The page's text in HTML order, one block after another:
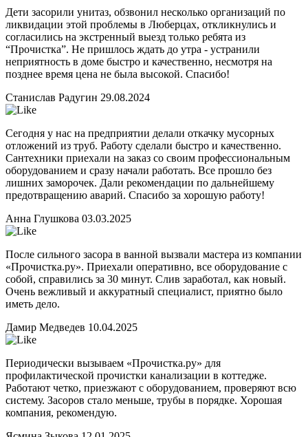
Дети засорили унитаз, обзвонил несколько организаций по
ликвидации этой проблемы в Люберцах, откликнулись и
согласились на экстренный выезд только ребята из
“Прочистка”. Не пришлось ждать до утра - устранили
неприятность в доме быстро и качественно, несмотря на
позднее время цена не была высокой. Спасибо!
Станислав Радугин 29.08.2024
Сегодня у нас на предприятии делали откачку мусорных
отложений из труб. Работу сделали быстро и качественно.
Сантехники приехали на заказ со своим профессиональным
оборудованием и сразу начали работать. Все прошло без
лишних заморочек. Дали рекомендации по дальнейшему
предотвращению аварий. Спасибо за хорошую работу!
Анна Глушкова 03.03.2025
После сильного засора в ванной вызвали мастера из компании
«Прочистка.ру». Приехали оперативно, все оборудование с
собой, справились за 30 минут. Слив заработал, как новый.
Очень вежливый и аккуратный специалист, приятно было
иметь дело.
Дамир Медведев 10.04.2025
Периодически вызываем «Прочистка.ру» для
профилактической прочистки канализации в коттедже.
Работают четко, приезжают с оборудованием, проверяют всю
систему. Засоров стало меньше, трубы в порядке. Хорошая
компания, рекомендую.